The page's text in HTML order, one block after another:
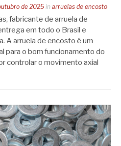
de 2025 in arruelas de encosto
fabricante de arruela de
em todo o Brasil e
A arruela de encosto é um
para o bom funcionamento do
controlar o movimento axial